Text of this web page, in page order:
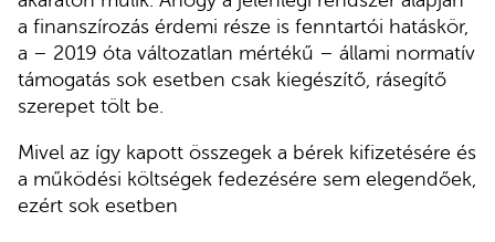
a finanszírozás érdemi része is fenntartói hatáskör,
a – 2019 óta változatlan mértékű – állami normatív
támogatás sok esetben csak kiegészítő, rásegítő
szerepet tölt be.
Mivel az így kapott összegek a bérek kifizetésére és
a működési költségek fedezésére sem elegendőek,
ezért sok esetben